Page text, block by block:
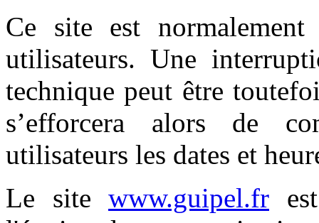
Ce site est
utilisateurs. Une
technique peut être
s’efforcera alors de
utilisateurs les dates et
Le site www.guipel.fr